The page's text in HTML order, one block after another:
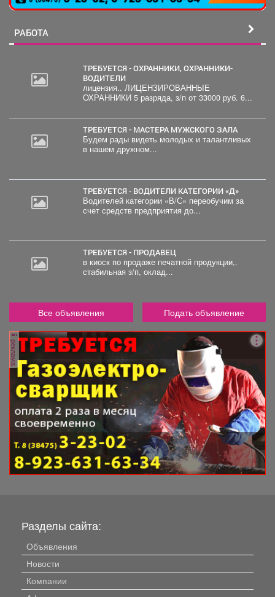
РАБОТА
ТРЕБУЕТСЯ - ОХРАННИКИ, ОХРАННИКИ-
ВОДИТЕЛИ
лицензия.. ЛИЦЕНЗИРОВАННЫЕ
ОХРАННИКИ 5 разряда, з/п от 33000 руб. 6...
ТРЕБУЕТСЯ - МАСТЕРА МУЖСКОГО ЗАЛА
Будем рады видеть молодых и талантливых
в нашем дружном...
ТРЕБУЕТСЯ - ВОДИТЕЛИ КАТЕГОРИИ «Д»
Водителей категории «В/С» переобучим за
счет средств предприятия до...
ТРЕБУЕТСЯ - ПРОДАВЕЦ
в киоск по продаже печатной продукции,.
стабильная з/п, оклад...
Все объявления Подать объявление
реклама
Разделы сайта:
Объявления
Новости
Компании